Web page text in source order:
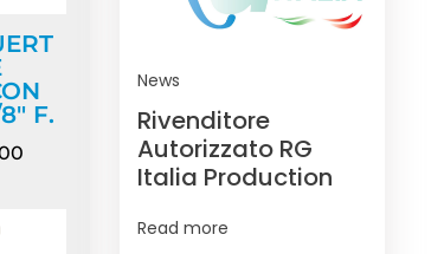
F.
News
Rivenditore
Autorizzato RG
Italia Production
Read more